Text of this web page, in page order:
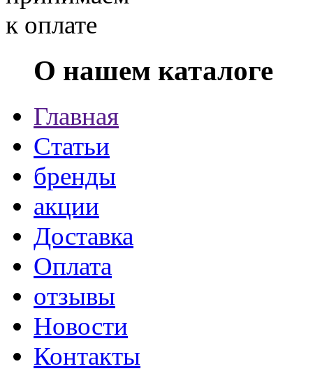
О нашем каталоге
Главная
Статьи
бренды
акции
Доставка
Оплата
отзывы
Новости
Контакты